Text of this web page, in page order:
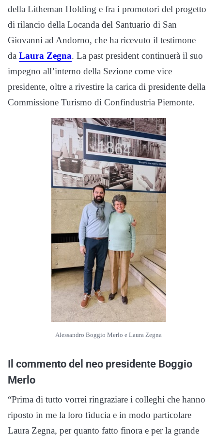
della Litheman Holding e fra i promotori del progetto
di rilancio della Locanda del Santuario di San
Giovanni ad Andorno, che ha ricevuto il testimone
da Laura Zegna. La past president continuerà il suo
impegno all’interno della Sezione come vice
presidente, oltre a rivestire la carica di presidente della
Commissione Turismo di Confindustria Piemonte.
Alessandro Boggio Merlo e Laura Zegna
Il commento del neo presidente Boggio
Merlo
“Prima di tutto vorrei ringraziare i colleghi che hanno
riposto in me la loro fiducia e in modo particolare
Laura Zegna, per quanto fatto finora e per la grande